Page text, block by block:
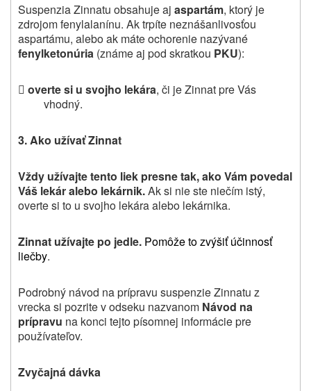
Suspenzia Zinnatu obsahuje aj aspartám, ktorý je
zdrojom fenylalanínu. Ak trpíte neznášanlivosťou
aspartámu, alebo ak máte ochorenie nazývané
fenylketonúria (známe aj pod skratkou PKU):
 overte si u svojho lekára, či je Zinnat pre Vás
vhodný.
3. Ako užívať Zinnat
Vždy užívajte tento liek presne tak, ako Vám povedal
Váš lekár alebo lekárnik.Ak si nie ste niečím istý,
overte si to u svojho lekára alebo lekárnika.
Zinnat užívajte po jedle. Pomôže to zvýšiť účinnosť
liečby.
Podrobný návod na prípravu suspenzie Zinnatu z
vrecka si pozrite v odseku nazvanom Návod na
prípravu na konci tejto písomnej informácie pre
používateľov.
Zvyčajná dávka